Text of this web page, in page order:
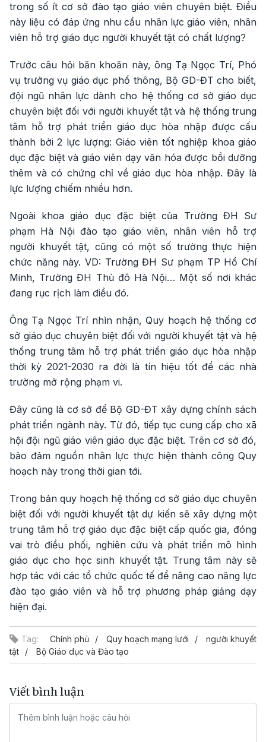
trong số ít cơ sở đào tạo giáo viên chuyên biệt. Điều
này liệu có đáp ứng nhu cầu nhân lực giáo viên, nhân
viên hỗ trợ giáo dục người khuyết tật có chất lượng?
Trước câu hỏi băn khoăn này, ông Tạ Ngọc Trí, Phó
vụ trưởng vụ giáo dục phổ thông, Bộ GD-ĐT cho biết,
đội ngũ nhân lực dành cho hệ thống cơ sở giáo dục
chuyên biệt đối với người khuyết tật và hệ thống trung
tâm hỗ trợ phát triển giáo dục hòa nhập được cấu
thành bởi 2 lực lượng: Giáo viên tốt nghiệp khoa giáo
dục đặc biệt và giáo viên dạy văn hóa được bồi dưỡng
thêm và có chứng chỉ về giáo dục hòa nhập. Đây là
lực lượng chiếm nhiều hơn.
Ngoài khoa giáo dục đặc biệt của Trường ĐH Sư
phạm Hà Nội đào tạo giáo viên, nhân viên hỗ trợ
người khuyết tật, cũng có một số trường thực hiện
chức năng này. VD: Trường ĐH Sư phạm TP Hồ Chí
Minh, Trường ĐH Thủ đô Hà Nội… Một số nơi khác
đang rục rịch làm điều đó.
Ông Tạ Ngọc Trí nhìn nhận, Quy hoạch hệ thống cơ
sở giáo dục chuyên biệt đối với người khuyết tật và hệ
thống trung tâm hỗ trợ phát triển giáo dục hòa nhập
thời kỳ 2021-2030 ra đời là tín hiệu tốt để các nhà
trường mở rộng phạm vi.
Đây cũng là cơ sở để Bộ GD-ĐT xây dựng chính sách
phát triển ngành này. Từ đó, tiếp tục cung cấp cho xã
hội đội ngũ giáo viên giáo dục đặc biệt. Trên cơ sở đó,
bảo đảm nguồn nhân lực thực hiện thành công Quy
hoạch này trong thời gian tới.
Trong bản quy hoạch hệ thống cơ sở giáo dục chuyên
biệt đối với người khuyết tật dự kiến sẽ xây dựng một
trung tâm hỗ trợ giáo dục đặc biệt cấp quốc gia, đóng
vai trò điều phối, nghiên cứu và phát triển mô hình
giáo dục cho học sinh khuyết tật. Trung tâm này sẽ
hợp tác với các tổ chức quốc tế để nâng cao năng lực
đào tạo giáo viên và hỗ trợ phương pháp giảng dạy
hiện đại.
Tag: Chính phủ Quy hoạch mạng lưới
người khuyết
tật
Bộ Giáo dục và Đào tạo
Viết bình luận